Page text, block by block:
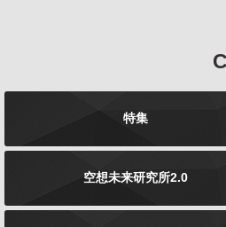
っても、お客様
当社が運営する
部へのリンクが
な外部のwebサイ
扱いについては
特集
空想未来研究所2.0